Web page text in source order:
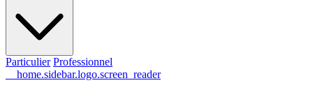
Particulier Professionnel
__home.sidebar.logo.screen_reader